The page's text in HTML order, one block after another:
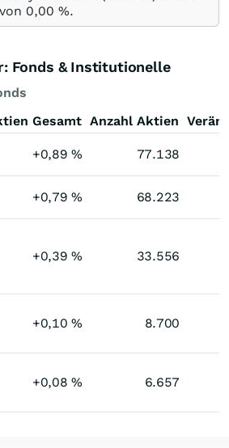
0,00 %.
Fonds & Institutionelle
Gesamt Anzahl Aktien
+0,89% 77.138
+0,79% 68.223
+0,39% 33.556
+0,10% 8.700
+0,08% 6.657